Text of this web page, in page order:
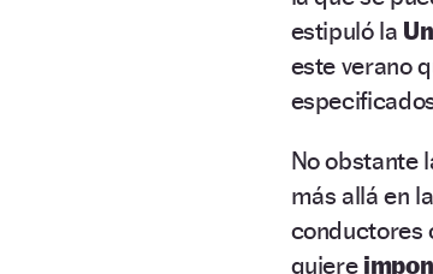
estipuló la
este verano
No obstante
más allá en
conductores
quiere